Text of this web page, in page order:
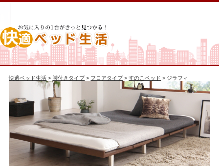
快適ベッド生活 > 脚付きタイプ > フロアタイプ >すのこベッド > ジラフィ